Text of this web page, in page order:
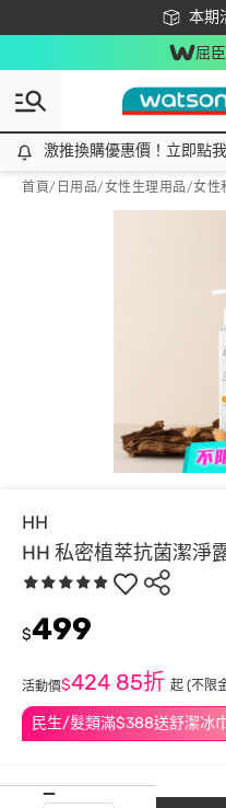
本期
下載
屈
激推換購優惠價！立即點我看
激推換購優惠價！立即點
首頁/ 日用品/女性生理用品/女性
HH
HH 私密植萃抗菌潔淨
民生/髮類滿$388送舒潔冰
$499
活動價$424 85折 起 (不限